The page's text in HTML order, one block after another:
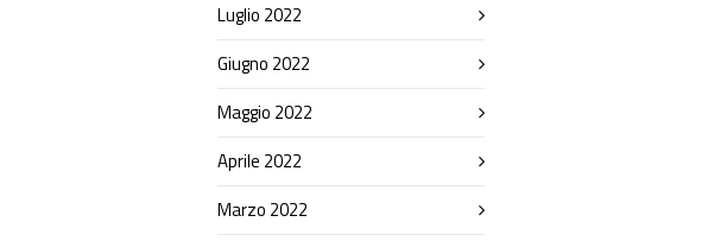
Luglio 2022
Giugno 2022
Maggio 2022
Aprile 2022
Marzo 2022